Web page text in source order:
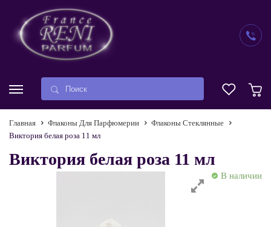
Главная Флаконы Для Парфюмерии
Флаконы Стеклянные
Виктория белая роза 11 мл
Виктория белая роза 11 мл
В наличии